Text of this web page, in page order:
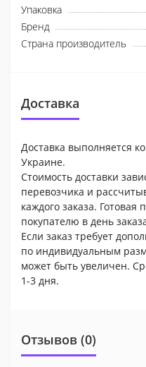
Упаковка
Бренд
Страна производитель
Доставка
Доставка выполняется
Украине.
Стоимость доставки
перевозчика и
каждого заказа. Готовая
покупателю в день
Если заказ требует
по индивидуальным
может быть увеличен.
1-3 дня.
Отзывов (0)